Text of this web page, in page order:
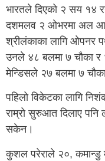
भारतले दिएको २ सय १४
दशमलव २ ओभरमा अल
श्रीलंकाका लागि ओपनर
उनले ४८ बलमा ७ चौका
मेन्डिसले २७ बलमा ७
पहिलो विकेटका लागि
राम्रो सुरुआत दिलाए पनि
सकेन।
कुशल परेराले २०, कमान्डु